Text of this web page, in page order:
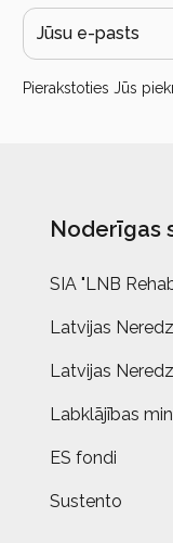
Pierakstoties Jūs
Noderīgas
SIA "LNB
Latvijas
Latvijas
Labklājības
ES fondi
Sustento